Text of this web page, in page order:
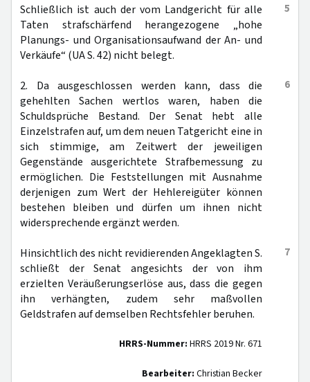
5
Schließlich ist auch der vom Landgericht für alle
Taten strafschärfend herangezogene „hohe
Planungs- und Organisationsaufwand der An- und
Verkäufe“ (UA S. 42) nicht belegt.
6
2. Da ausgeschlossen werden kann, dass die
gehehlten Sachen wertlos waren, haben die
Schuldsprüche Bestand. Der Senat hebt alle
Einzelstrafen auf, um dem neuen Tatgericht eine in
sich stimmige, am Zeitwert der jeweiligen
Gegenstände ausgerichtete Strafbemessung zu
ermöglichen. Die Feststellungen mit Ausnahme
derjenigen zum Wert der Hehlereigüter können
bestehen bleiben und dürfen um ihnen nicht
widersprechende ergänzt werden.
7
Hinsichtlich des nicht revidierenden Angeklagten S.
schließt der Senat angesichts der von ihm
erzielten Veräußerungserlöse aus, dass die gegen
ihn verhängten, zudem sehr maßvollen
Geldstrafen auf demselben Rechtsfehler beruhen.
HRRS-Nummer: HRRS 2019 Nr. 671
Bearbeiter: Christian Becker